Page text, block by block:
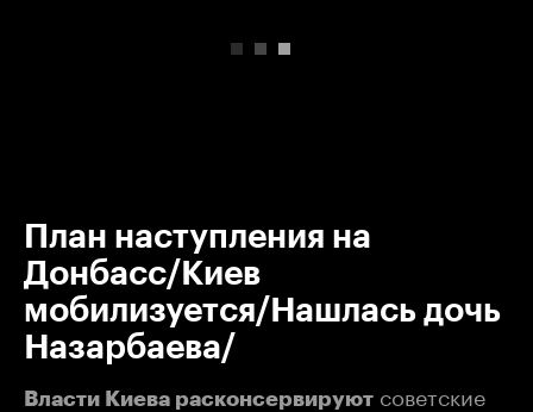
План наступления на
Донбасс/Киев
мобилизуется/Нашлась дочь
Назарбаева/
Власти Киева расконсервируют советские